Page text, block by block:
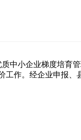
中小企业梯度培育
工作。经企业申报